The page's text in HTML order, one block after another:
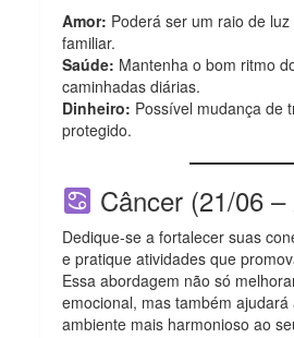
Amor: Poderá ser um raio de
familiar.
Saúde: Mantenha o bom ritmo
caminhadas diárias.
Dinheiro: Possível mudança de
protegido.
Câncer (21/06 –
Dedique-se a fortalecer suas
e pratique atividades que
Essa abordagem não só
emocional, mas também ajudará
ambiente mais harmonioso ao